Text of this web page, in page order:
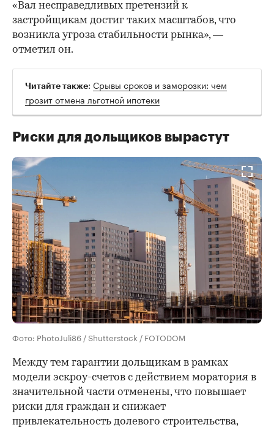
«Вал несправедливых претензий к
застройщикам достиг таких масштабов, что
возникла угроза стабильности рынка», —
отметил он.
Читайте также: Срывы сроков и заморозки: чем
грозит отмена льготной ипотеки
Риски для дольщиков вырастут
Фото: PhotoJuli86 / Shutterstock / FOTODOM
Между тем гарантии дольщикам в рамках
модели эскроу-счетов с действием моратория в
значительной части отменены, что повышает
риски для граждан и снижает
привлекательность долевого строительства,